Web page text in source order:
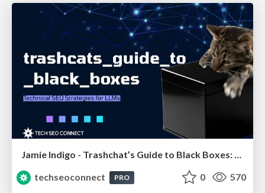
Jamie Indigo - Trashchat’s Guide to Black Boxes: Technical SEO Tactics for LLMs
techseoconnect
PRO 0 570